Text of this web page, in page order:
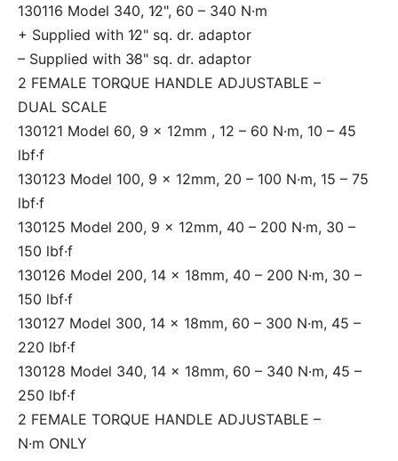
130116 Model 340, 1∕2", 60 – 340 N·m
+ Supplied with 1∕2" sq. dr. adaptor
– Supplied with 3∕8" sq. dr. adaptor
2 FEMALE TORQUE HANDLE ADJUSTABLE –
DUAL SCALE
130121 Model 60, 9 x 12mm , 12 – 60 N·m, 10 – 45
lbf·f
130123 Model 100, 9 x 12mm, 20 – 100 N·m, 15 – 75
lbf·f
130125 Model 200, 9 x 12mm, 40 – 200 N·m, 30 –
150 lbf·f
130126 Model 200, 14 x 18mm, 40 – 200 N·m, 30 –
150 lbf·f
130127 Model 300, 14 x 18mm, 60 – 300 N·m, 45 –
220 lbf·f
130128 Model 340, 14 x 18mm, 60 – 340 N·m, 45 –
250 lbf·f
2 FEMALE TORQUE HANDLE ADJUSTABLE –
N·m ONLY